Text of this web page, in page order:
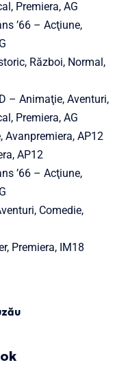
Premiera, AG
’66 – Acţiune,
Război, Normal,
– Animaţie, Aventuri,
Premiera, AG
Avanpremiera, AP12
AP12
’66 – Acţiune,
Comedie,
Premiera, IM18